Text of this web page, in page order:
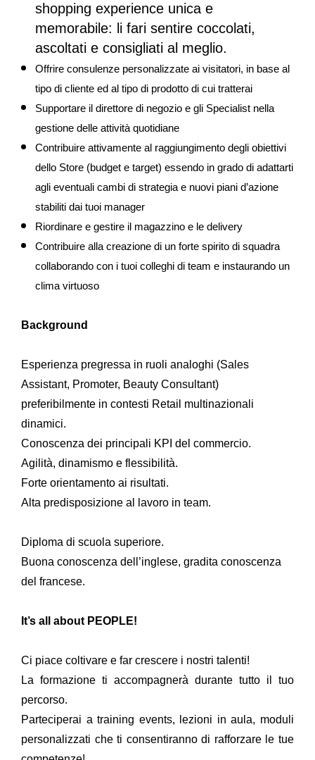
shopping experience unica e
memorabile: li fari sentire coccolati,
ascoltati e consigliati al meglio.
Offrire consulenze personalizzate ai visitatori, in base al
tipo di cliente ed al tipo di prodotto di cui tratterai
Supportare il direttore di negozio e gli Specialist nella
gestione delle attività quotidiane
Contribuire attivamente al raggiungimento degli obiettivi
dello Store (budget e target) essendo in grado di adattarti
agli eventuali cambi di strategia e nuovi piani d’azione
stabiliti dai tuoi manager
Riordinare e gestire il magazzino e le delivery
Contribuire alla creazione di un forte spirito di squadra
collaborando con i tuoi colleghi di team e instaurando un
clima virtuoso
Background
Esperienza pregressa in ruoli analoghi (Sales
Assistant, Promoter, Beauty Consultant)
preferibilmente in contesti Retail multinazionali
dinamici.
Conoscenza dei principali KPI del commercio.
Agilità, dinamismo e flessibilità.
Forte orientamento ai risultati.
Alta predisposizione al lavoro in team.
Diploma di scuola superiore.
Buona conoscenza dell’inglese, gradita conoscenza
del francese.
It’s all about PEOPLE!
Ci piace coltivare e far crescere i nostri talenti!
La formazione ti accompagnerà durante tutto il tuo
percorso.
Parteciperai a training events, lezioni in aula, moduli
personalizzati che ti consentiranno di rafforzare le tue